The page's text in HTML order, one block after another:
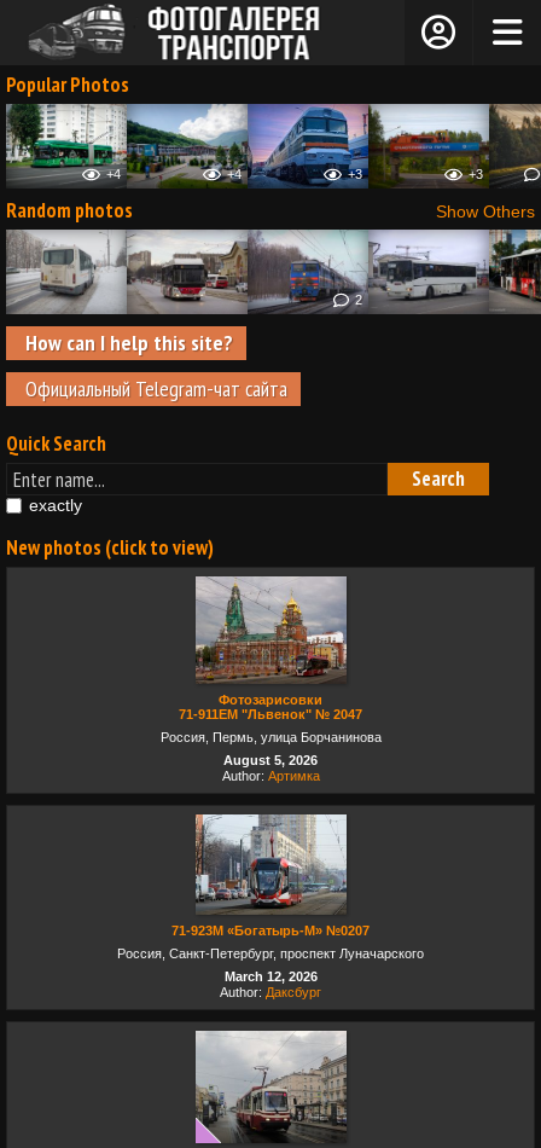
Popular Photos
+4 +4 +3 +3
Show Others
Random photos
2
How can I help this site?
Официальный Telegram-чат сайта
Quick Search
exactly
New photos (click to view)
Фотозарисовки
71-911ЕМ "Львенок" № 2047
Россия, Пермь, улица Борчанинова
August 5, 2026
Author: Артимка
71-923М «Богатырь-М» №0207
Россия, Санкт-Петербург, проспект Луначарского
March 12, 2026
Author: Даксбург